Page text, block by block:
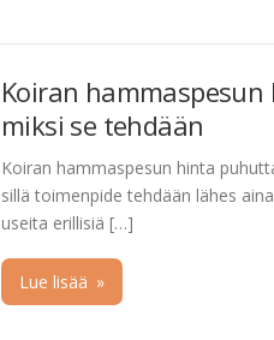
Koiran hammaspesun
miksi se tehdään
Koiran hammaspesun hinta
sillä toimenpide tehdään lähes
useita erillisiä […]
Lue lisää »